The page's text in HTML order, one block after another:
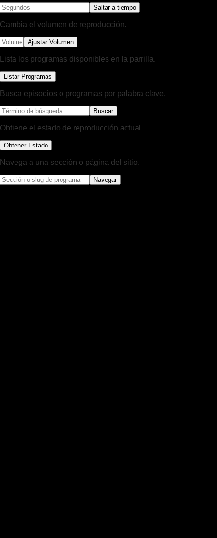
Saltar a tiempo
Cambia el volumen de reproducción.
Ajustar Volumen
Lista los programas disponibles en la parrilla.
Listar Programas
Busca episodios o programas por palabra clave.
Buscar
Obtiene el estado de reproducción actual.
Obtener Estado
Navega a una sección o página del sitio.
Navegar